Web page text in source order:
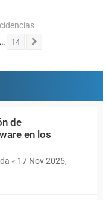
… 14
de
en los
« 17 Nov 2025,